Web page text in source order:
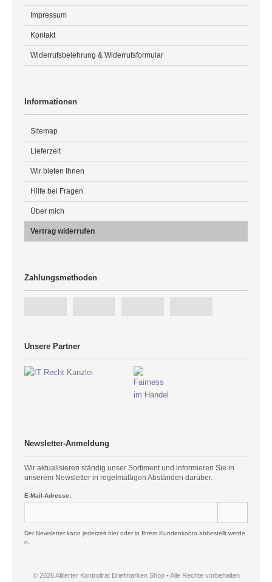
Impressum
Kontakt
Widerrufsbelehrung & Widerrufsformular
Informationen
Sitemap
Lieferzeit
Wir bieten Ihnen
Hilfe bei Fragen
Über mich
Vertrag widerrufen
Zahlungsmethoden
Unsere Partner
Newsletter-Anmeldung
Wir aktualisieren ständig unser Sortiment und informieren Sie in
unserem Newsletter in regelmäßigen Abständen darüber.
E-Mail-Adresse:
Der Newsletter kann jederzeit hier oder in Ihrem Kundenkonto abbestellt werde
n.
© 2026 Alliierter Kontrollrat Briefmarken Shop • Alle Rechte vorbehalten